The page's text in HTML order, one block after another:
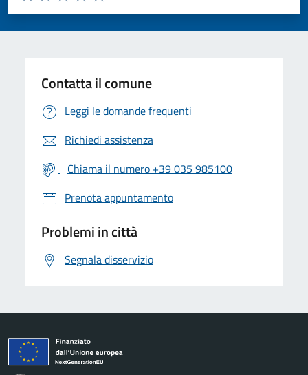
Valuta 5 stelle su 5
Valuta 4 stelle su 5
Valuta 3 stelle su 5
Valuta 2 stelle su 5
Valuta 1 stelle su 5
Contatta il comune
Leggi le domande frequenti
Richiedi assistenza
Chiama il numero +39 035 985100
Prenota appuntamento
Problemi in città
Segnala disservizio